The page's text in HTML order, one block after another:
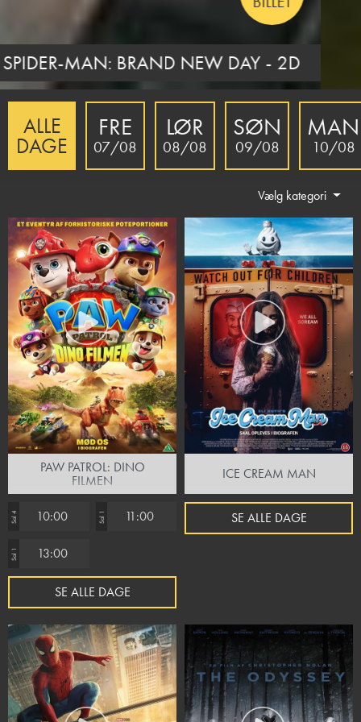
PAW PATROL: DINO FILMEN
ALLE
DAGE
FRE
07/08
LØR
08/08
SØN
09/08
MAN
10/08
Vælg kategori
PAW PATROL: DINO
FILMEN
Sal 4 10:00 Sal 1 11:00
Sal 1 13:00
SE ALLE DAGE
ICE CREAM MAN
SE ALLE DAGE